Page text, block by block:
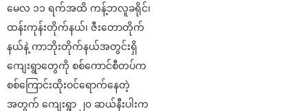
မေလ ၁၁ ရက်အထိ ကန့်ဘလူခရိုင်၊
ထန်းကုန်းတိုက်နယ်၊ ဇီးတောတိုက်
နယ်နဲ့ ကာဘိုးတိုက်နယ်အတွင်းရှိ
ကျေးရွာတွေကို စစ်ကောင်စီတပ်က
စစ်ကြောင်းထိုးဝင်ရောက်နေတဲ့
အတွက် ကျေးရွာ ၂၀ ဆယ်နီးပါးက